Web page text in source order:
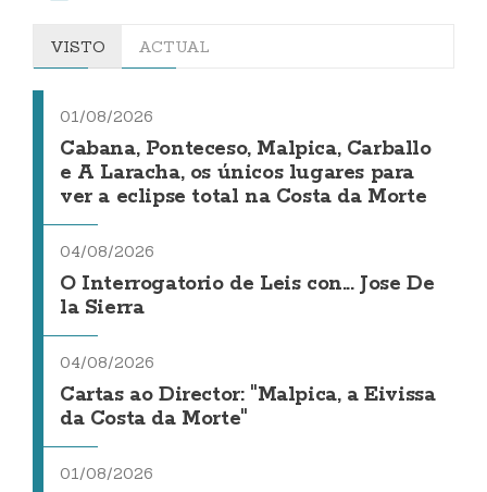
VISTO ACTUAL
01/08/2026
Cabana, Ponteceso, Malpica, Carballo
e A Laracha, os únicos lugares para
ver a eclipse total na Costa da Morte
04/08/2026
O Interrogatorio de Leis con... Jose De
la Sierra
04/08/2026
Cartas ao Director: "Malpica, a Eivissa
da Costa da Morte"
01/08/2026